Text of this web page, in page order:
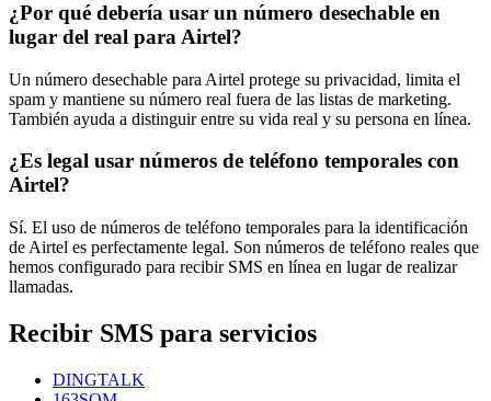
¿Por qué debería usar un número desechable en
lugar del real para Airtel?
Un número desechable para Airtel protege su privacidad, limita el
spam y mantiene su número real fuera de las listas de marketing.
También ayuda a distinguir entre su vida real y su persona en línea.
¿Es legal usar números de teléfono temporales con
Airtel?
Sí. El uso de números de teléfono temporales para la identificación
de Airtel es perfectamente legal. Son números de teléfono reales que
hemos configurado para recibir SMS en línea en lugar de realizar
llamadas.
Recibir SMS para servicios
DINGTALK